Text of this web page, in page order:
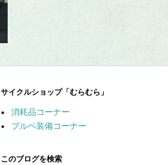
サイクルショップ「むらむら」
消耗品コーナー
ブルベ装備コーナー
このブログを検索